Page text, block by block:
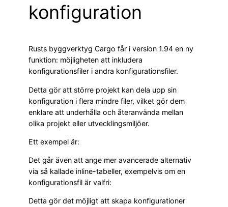
konfiguration
Rusts byggverktyg Cargo får i version 1.94 en ny
funktion: möjligheten att inkludera
konfigurationsfiler i andra konfigurationsfiler.
Detta gör att större projekt kan dela upp sin
konfiguration i flera mindre filer, vilket gör dem
enklare att underhålla och återanvända mellan
olika projekt eller utvecklingsmiljöer.
Ett exempel är:
Det går även att ange mer avancerade alternativ
via så kallade inline-tabeller, exempelvis om en
konfigurationsfil är valfri:
Detta gör det möjligt att skapa konfigurationer